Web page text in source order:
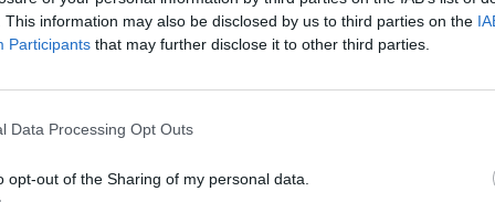
This information may also be disclosed by us to third parties on the
Participants that may further disclose it to other third parties.
Data Processing Opt Outs
opt-out of the Sharing of my personal data.
και νότια νησιωτική χώρα έως 19 βαθμούς
σημειωθεί κατά τόπους παγετός.